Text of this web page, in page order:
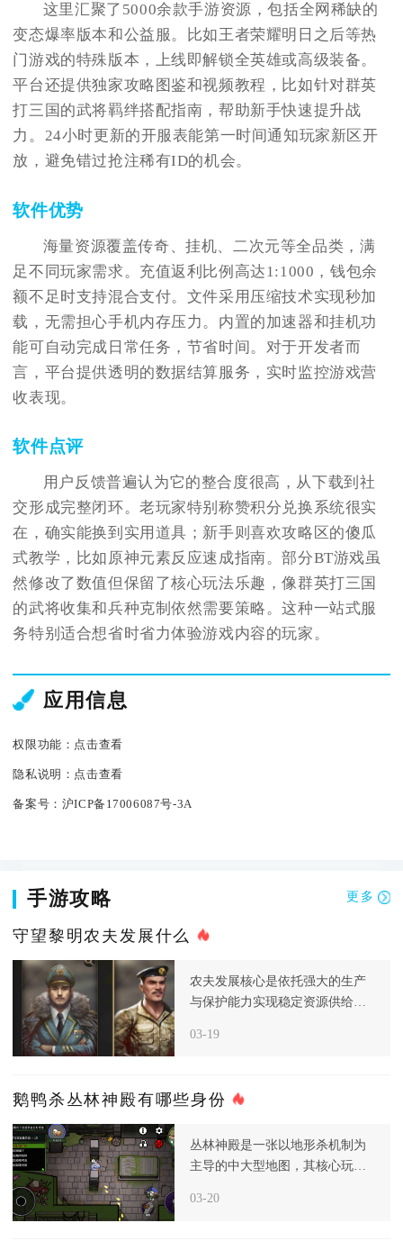
这里汇聚了5000余款手游资源，包括全网稀缺的
变态爆率版本和公益服。比如王者荣耀明日之后等热
门游戏的特殊版本，上线即解锁全英雄或高级装备。
平台还提供独家攻略图鉴和视频教程，比如针对群英
打三国的武将羁绊搭配指南，帮助新手快速提升战
力。24小时更新的开服表能第一时间通知玩家新区开
放，避免错过抢注稀有ID的机会。
软件优势
海量资源覆盖传奇、挂机、二次元等全品类，满
足不同玩家需求。充值返利比例高达1:1000，钱包余
额不足时支持混合支付。文件采用压缩技术实现秒加
载，无需担心手机内存压力。内置的加速器和挂机功
能可自动完成日常任务，节省时间。对于开发者而
言，平台提供透明的数据结算服务，实时监控游戏营
收表现。
软件点评
用户反馈普遍认为它的整合度很高，从下载到社
交形成完整闭环。老玩家特别称赞积分兑换系统很实
在，确实能换到实用道具；新手则喜欢攻略区的傻瓜
式教学，比如原神元素反应速成指南。部分BT游戏虽
然修改了数值但保留了核心玩法乐趣，像群英打三国
的武将收集和兵种克制依然需要策略。这种一站式服
务特别适合想省时省力体验游戏内容的玩家。
应用信息
权限功能： 点击查看
隐私说明： 点击查看
备案号： 沪ICP备17006087号-3A
手游攻略 更多
守望黎明农夫发展什么
农夫发展核心是依托强大的生产
与保护能力实现稳定资源供给，
源和食
03-19
鹅鸭杀丛林神殿有哪些身份
丛林神殿是一张以地形杀机制为
主导的中大型地图，其核心玩法
致命地
03-20